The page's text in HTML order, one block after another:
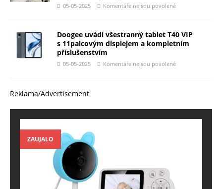
05-05-2025 Komentáře nejsou povolené
Doogee uvádí všestranný tablet T40 VIP
s 11palcovým displejem a kompletním
příslušenstvím
05-05-2025 Komentáře nejsou povolené
Reklama/Advertisement
ZAUJALO